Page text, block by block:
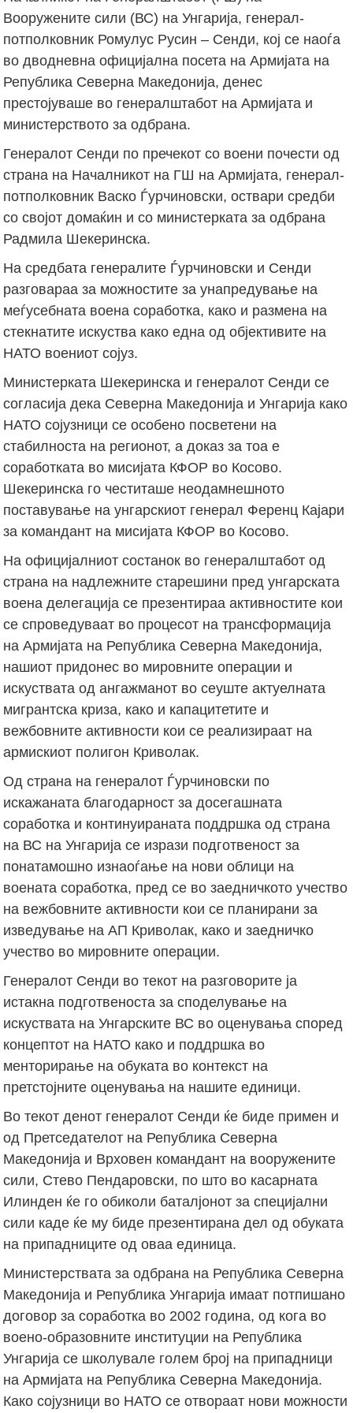
Вооружените сили (ВС) на Унгарија, генерал-
потполковник Ромулус Русин – Сенди, кој се наоѓа
во дводневна официјална посета на Армијата на
Република Северна Македонија, денес
престојуваше во генералштабот на Армијата и
министерството за одбрана.
Генералот Сенди по пречекот со воени почести од
страна на Началникот на ГШ на Армијата, генерал-
потполковник Васко Ѓурчиновски, оствари средби
со својот домаќин и со министерката за одбрана
Радмила Шекеринска.
На средбата генералите Ѓурчиновски и Сенди
разговараа за можностите за унапредување на
меѓусебната воена соработка, како и размена на
стекнатите искуства како една од објективите на
НАТО воениот сојуз.
Министерката Шекеринска и генералот Сенди се
согласија дека Северна Македонија и Унгарија како
НАТО сојузници се особено посветени на
стабилноста на регионот, а доказ за тоа е
соработката во мисијата КФОР во Косово.
Шекеринска го честиташе неодамнешното
поставување на унгарскиот генерал Ференц Кајари
за командант на мисијата КФОР во Косово.
На официјалниот состанок во генералштабот од
страна на надлежните старешини пред унгарската
воена делегација се презентираа активностите кои
се спроведуваат во процесот на трансформација
на Армијата на Република Северна Македонија,
нашиот придонес во мировните операции и
искуствата од ангажманот во сеуште актуелната
мигрантска криза, како и капацитетите и
вежбовните активности кои се реализираат на
армискиот полигон Криволак.
Од страна на генералот Ѓурчиновски по
искажаната благодарност за досегашната
соработка и континуираната поддршка од страна
на ВС на Унгарија се изрази подготвеност за
понатамошно изнаоѓање на нови облици на
воената соработка, пред се во заедничкото учество
на вежбовните активности кои се планирани за
изведување на АП Криволак, како и заедничко
учество во мировните операции.
Генералот Сенди во текот на разговорите ја
истакна подготвеноста за споделување на
искуствата на Унгарските ВС во оценувања според
концептот на НАТО како и поддршка во
менторирање на обуката во контекст на
претстојните оценувања на нашите единици.
Во текот денот генералот Сенди ќе биде примен и
од Претседателот на Република Северна
Македонија и Врховен командант на вооружените
сили, Стево Пендаровски, по што во касарната
Илинден ќе го обиколи баталјонот за специјални
сили каде ќе му биде презентирана дел од обуката
на припадниците од оваа единица.
Министерствата за одбрана на Република Северна
Македонија и Република Унгарија имаат потпишано
договор за соработка во 2002 година, од кога во
воено-образовните институции на Република
Унгарија се школувале голем број на припадници
на Армијата на Република Северна Македонија.
Како сојузници во НАТО се отвораат нови можности